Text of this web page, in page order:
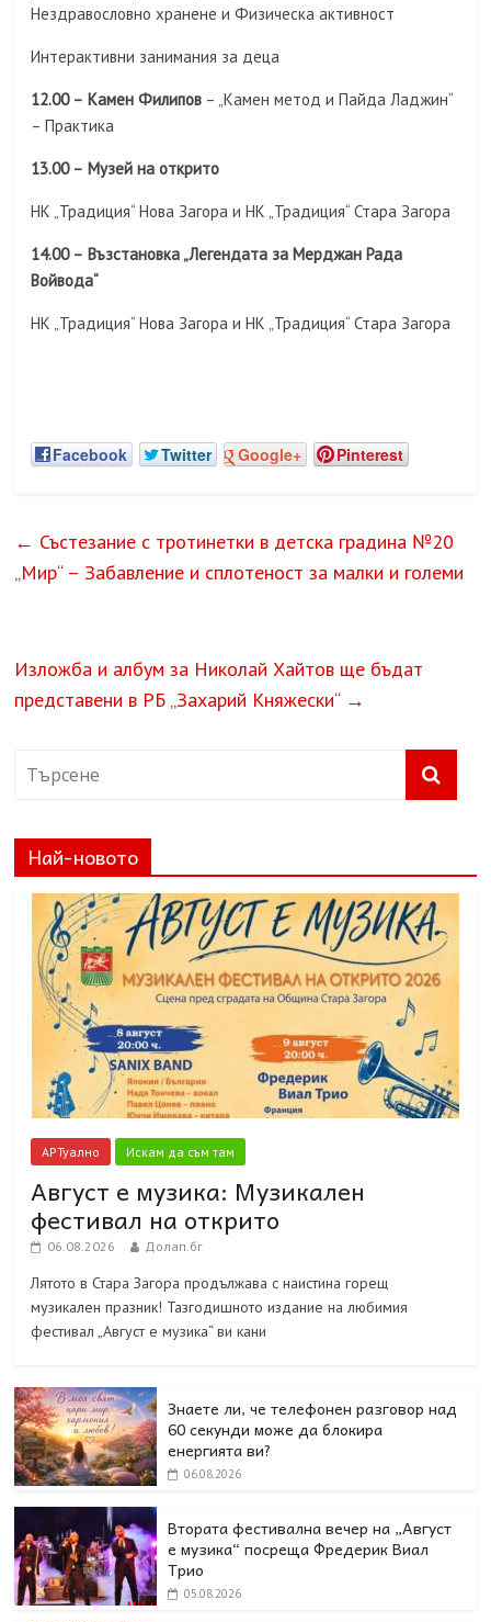
Нездравословно хранене и Физическа активност
Интерактивни занимания за деца
12.00 – Камен Филипов – „Камен метод и Пайда Ладжин“
– Практика
13.00 – Музей на открито
НК „Традиция“ Нова Загора и НК „Традиция“ Стара Загора
14.00 – Възстановка „Легендата за Мерджан Рада
Войвода“
НК „Традиция“ Нова Загора и НК „Традиция“ Стара Загора
Facebook Twitter Google+ Pinterest
← Състезание с тротинетки в детска градина №20
„Мир“ – Забавление и сплотеност за малки и големи
Изложба и албум за Николай Хайтов ще бъдат
представени в РБ „Захарий Княжески“ →
Най-новото
АРТуално Искам да съм там
Август е музика: Музикален
фестивал на открито
06.08.2026 Долап.бг
Лятото в Стара Загора продължава с наистина горещ
музикален празник! Тазгодишното издание на любимия
фестивал „Август е музика“ ви кани
Знаете ли, че телефонен разговор над
60 секунди може да блокира
енергията ви?
06.08.2026
Втората фестивална вечер на „Август
е музика“ посреща Фредерик Виал
Трио
05.08.2026